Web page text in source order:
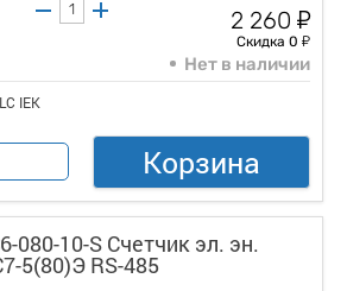
2 260 у
Скидка 0 у
Нет в наличии
IEK
Корзина
080-10-S Счетчик эл. эн.
5(80)Э RS-485